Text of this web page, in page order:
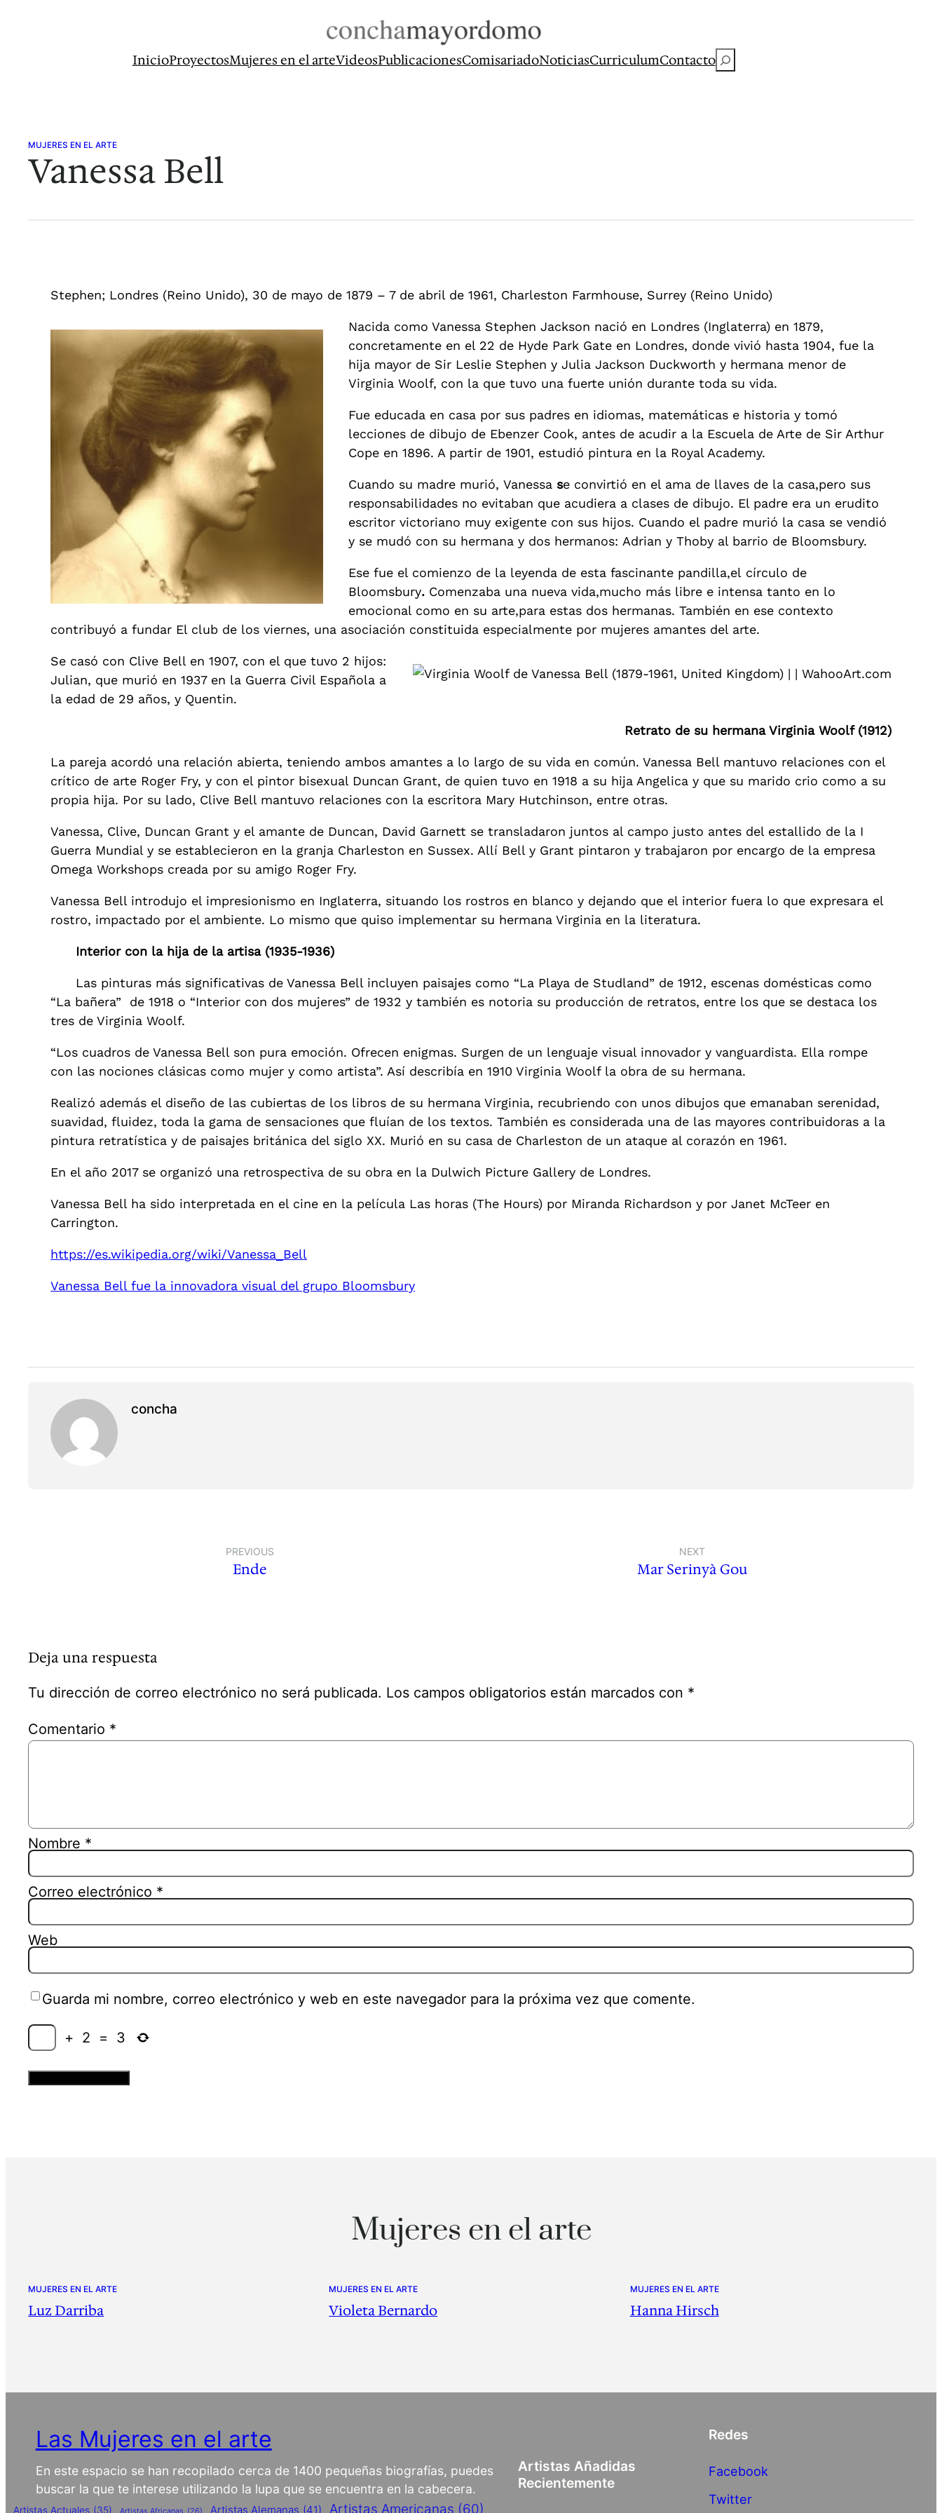
InicioProyectosMujeres en el arteVideosPublicacionesComisariadoNoticiasCurriculumContactoBuscar
MUJERES EN EL ARTE
Vanessa Bell
Stephen; Londres (Reino Unido), 30 de mayo de 1879 – 7 de abril de 1961, Charleston Farmhouse, Surrey (Reino Unido)
Nacida como Vanessa Stephen Jackson nació en Londres (Inglaterra) en 1879,
concretamente en el 22 de Hyde Park Gate en Londres, donde vivió hasta 1904, fue la
hija mayor de Sir Leslie Stephen y Julia Jackson Duckworth y hermana menor de
Virginia Woolf, con la que tuvo una fuerte unión durante toda su vida.
Fue educada en casa por sus padres en idiomas, matemáticas e historia y tomó
lecciones de dibujo de Ebenzer Cook, antes de acudir a la Escuela de Arte de Sir Arthur
Cope en 1896. A partir de 1901, estudió pintura en la Royal Academy.
Cuando su madre murió, Vanessa se convirtió en el ama de llaves de la casa,pero sus
responsabilidades no evitaban que acudiera a clases de dibujo. El padre era un erudito
escritor victoriano muy exigente con sus hijos. Cuando el padre murió la casa se vendió
y se mudó con su hermana y dos hermanos: Adrian y Thoby al barrio de Bloomsbury.
Ese fue el comienzo de la leyenda de esta fascinante pandilla,el círculo de
Bloomsbury. Comenzaba una nueva vida,mucho más libre e intensa tanto en lo
emocional como en su arte,para estas dos hermanas. También en ese contexto
contribuyó a fundar El club de los viernes, una asociación constituida especialmente por mujeres amantes del arte.
Se casó con Clive Bell en 1907, con el que tuvo 2 hijos:
Julian, que murió en 1937 en la Guerra Civil Española a
la edad de 29 años, y Quentin.
Retrato de su hermana Virginia Woolf (1912)
La pareja acordó una relación abierta, teniendo ambos amantes a lo largo de su vida en común. Vanessa Bell mantuvo relaciones con el
crítico de arte Roger Fry, y con el pintor bisexual Duncan Grant, de quien tuvo en 1918 a su hija Angelica y que su marido crio como a su
propia hija. Por su lado, Clive Bell mantuvo relaciones con la escritora Mary Hutchinson, entre otras.
Vanessa, Clive, Duncan Grant y el amante de Duncan, David Garnett se transladaron juntos al campo justo antes del estallido de la I
Guerra Mundial y se establecieron en la granja Charleston en Sussex. Allí Bell y Grant pintaron y trabajaron por encargo de la empresa
Omega Workshops creada por su amigo Roger Fry.
Vanessa Bell introdujo el impresionismo en Inglaterra, situando los rostros en blanco y dejando que el interior fuera lo que expresara el
rostro, impactado por el ambiente. Lo mismo que quiso implementar su hermana Virginia en la literatura.
Interior con la hija de la artisa (1935-1936)
Las pinturas más significativas de Vanessa Bell incluyen paisajes como “La Playa de Studland” de 1912, escenas domésticas como
“La bañera” de 1918 o “Interior con dos mujeres” de 1932 y también es notoria su producción de retratos, entre los que se destaca los
tres de Virginia Woolf.
“Los cuadros de Vanessa Bell son pura emoción. Ofrecen enigmas. Surgen de un lenguaje visual innovador y vanguardista. Ella rompe
con las nociones clásicas como mujer y como artista”. Así describía en 1910 Virginia Woolf la obra de su hermana.
Realizó además el diseño de las cubiertas de los libros de su hermana Virginia, recubriendo con unos dibujos que emanaban serenidad,
suavidad, fluidez, toda la gama de sensaciones que fluían de los textos. También es considerada una de las mayores contribuidoras a la
pintura retratística y de paisajes británica del siglo XX. Murió en su casa de Charleston de un ataque al corazón en 1961.
En el año 2017 se organizó una retrospectiva de su obra en la Dulwich Picture Gallery de Londres.
Vanessa Bell ha sido interpretada en el cine en la película Las horas (The Hours) por Miranda Richardson y por Janet McTeer en
Carrington.
https://es.wikipedia.org/wiki/Vanessa_Bell
Vanessa Bell fue la innovadora visual del grupo Bloomsbury
concha
PREVIOUS
Ende
NEXT
Mar Serinyà Gou
Deja una respuesta
Tu dirección de correo electrónico no será publicada. Los campos obligatorios están marcados con *
Comentario *
Nombre *
Correo electrónico *
Web
Guarda mi nombre, correo electrónico y web en este navegador para la próxima vez que comente.
+ 2 = 3
Mujeres en el arte
MUJERES EN EL ARTE
Luz Darriba
MUJERES EN EL ARTE
Violeta Bernardo
MUJERES EN EL ARTE
Hanna Hirsch
Las Mujeres en el arte
En este espacio se han recopilado cerca de 1400 pequeñas biografías, puedes
buscar la que te interese utilizando la lupa que se encuentra en la cabecera.
Artistas Actuales (35) Artistas Alemanas (41) Artistas Americanas (60)
Artistas Añadidas
Recientemente
Redes
Facebook
Twitter